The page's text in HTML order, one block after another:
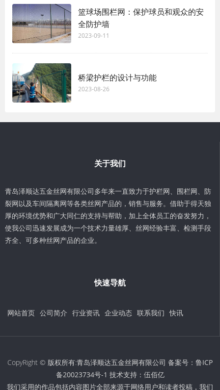
篮球场围栏网：保护球员和观众的安
全防护墙
2023-09-11
桥梁护栏的设计与功能
2023-08-26
关于我们
青岛泽顺达五金丝网有限公司多年来一直致力于护栏网、围栏网、防
裂网以及车间隔离网等各类丝网产品的，销售与服务。借助于得天独
厚的环境优势和广大同仁的支持与帮助，加上全体员工的奋发努力，
使我公司迅速发展成为一个技术力量雄厚、丝网经验丰富、检测手段
齐全、可多种丝网产品的企业。
快速导航
网站首页 公司简介 行业资讯 企业动态 联系我们 快讯
CopyRight © 版权所有:青岛泽顺达五金丝网有限公司 备案号： 鲁ICP
备20023734号-1 技术支持： 伍佰亿
我们采用的作品包括内容图片全部来源于网络用户和读者投稿，我们